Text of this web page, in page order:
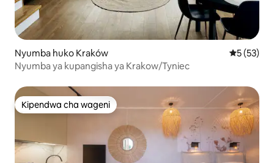
Nyumba huko Kraków Ukadiriaji
5 (53)
Nyumba ya kupangisha ya Krakow/Tyniec
Kipendwa cha wageni
Kipendwa cha wageni